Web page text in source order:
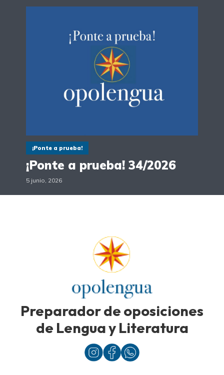
¡Ponte a prueba!
¡Ponte a prueba! 34/2026
5 junio, 2026
Preparador de oposiciones
de Lengua y Literatura